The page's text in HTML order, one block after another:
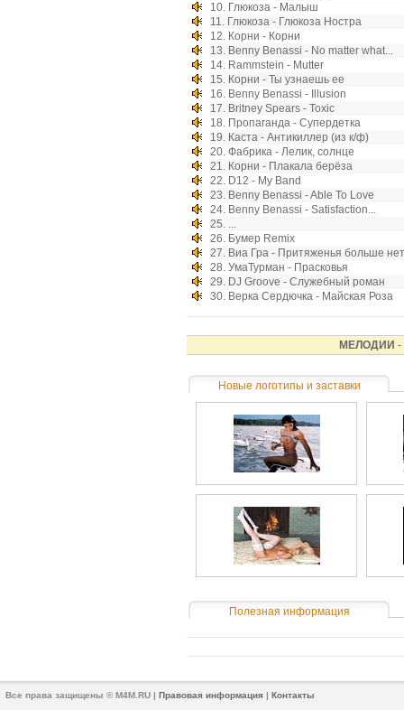
10. Глюкоза - Малыш
11. Глюкоза - Глюкоза Ностра
12. Корни - Корни
13. Benny Benassi - No matter what...
14. Rammstein - Mutter
15. Корни - Ты узнаешь ее
16. Benny Benassi - Illusion
17. Britney Spears - Toxic
18. Пропаганда - Супердетка
19. Каста - Антикиллер (из к/ф)
20. Фабрика - Лелик, солнце
21. Корни - Плакала берёза
22. D12 - My Band
23. Benny Benassi - Able To Love
24. Benny Benassi - Satisfaction...
25. ...
26. Бумер Remix
27. Виа Гра - Притяженья больше нет
28. УмаТурман - Прасковья
29. DJ Groove - Служебный роман
30. Верка Сердючка - Майская Роза
МЕЛОДИИ -
Новые логотипы и заставки
Полезная информация
Все права защищены © M4M.RU | Правовая информация | Контакты